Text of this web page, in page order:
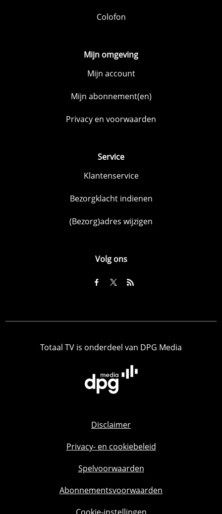
Colofon
Mijn omgeving
Mijn account
Mijn abonnement(en)
Privacy en voorwaarden
Service
Klantenservice
Bezorgklacht indienen
(Bezorg)adres wijzigen
Volg ons
Totaal TV is onderdeel van DPG Media
Disclaimer
Privacy- en cookiebeleid
Spelvoorwaarden
Abonnementsvoorwaarden
Cookie-instellingen